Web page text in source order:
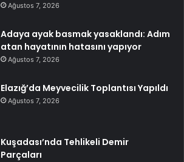
Ağustos 7, 2026
Adaya ayak basmak yasaklandı: Adım
atan hayatının hatasını yapıyor
Ağustos 7, 2026
Elazığ’da Meyvecilik Toplantısı Yapıldı
Ağustos 7, 2026
Kuşadası’nda Tehlikeli Demir
Parçaları